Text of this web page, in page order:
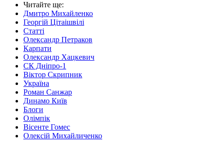
Читайте ще:
Дмитро Михайленко
Георгій Цітаішвілі
Статті
Олександр Петраков
Карпати
Олександр Хацкевич
СК Дніпро-1
Віктор Скрипник
Україна
Роман Санжар
Динамо Київ
Блоги
Олімпік
Вісенте Гомес
Олексій Михайличенко